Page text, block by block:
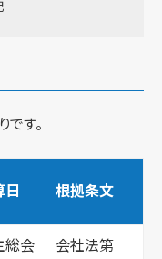
す。
日 根拠条文
総会
会社法第